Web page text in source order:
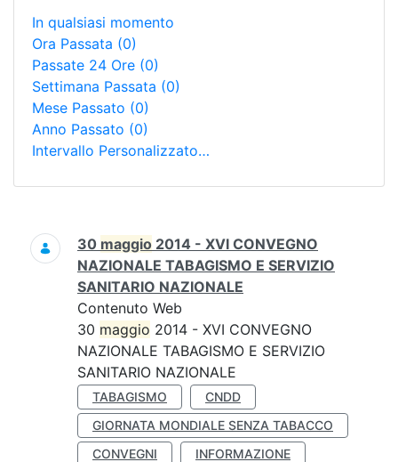
In qualsiasi momento
Ora Passata (0)
Passate 24 Ore (0)
Settimana Passata (0)
Mese Passato (0)
Anno Passato (0)
Intervallo Personalizzato…
Ricerca
30 maggio 2014 - XVI CONVEGNO
NAZIONALE TABAGISMO E SERVIZIO
SANITARIO NAZIONALE
Contenuto Web
30 maggio 2014 - XVI CONVEGNO
NAZIONALE TABAGISMO E SERVIZIO
SANITARIO NAZIONALE
TABAGISMO
CNDD
GIORNATA MONDIALE SENZA TABACCO
CONVEGNI
INFORMAZIONE